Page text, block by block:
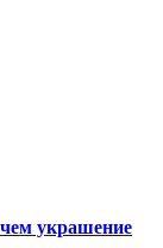
украшение